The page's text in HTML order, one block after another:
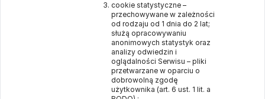
cookie statystyczne –
przechowywane w zależności
od rodzaju od 1 dnia do 2 lat;
służą opracowywaniu
anonimowych statystyk oraz
analizy odwiedzin i
oglądalności Serwisu – pliki
przetwarzane w oparciu o
dobrowolną zgodę
użytkownika (art. 6 ust. 1 lit. a